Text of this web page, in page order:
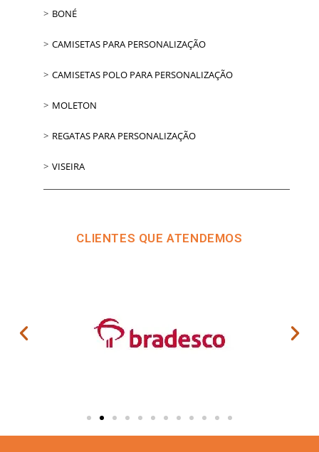
BONÉ
CAMISETAS PARA PERSONALIZAÇÃO
CAMISETAS POLO PARA PERSONALIZAÇÃO
MOLETON
REGATAS PARA PERSONALIZAÇÃO
VISEIRA
CLIENTES QUE ATENDEMOS